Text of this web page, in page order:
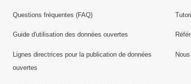
Questions fréquentes (FAQ)
Guide d'utilisation des données ouvertes
Lignes directrices pour la publication de données
ouvertes